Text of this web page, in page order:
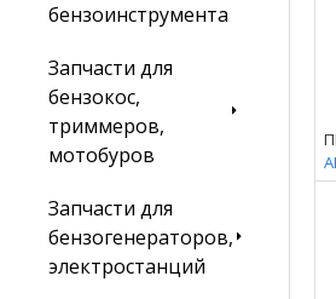
бензоинструмента
Запчасти для
бензокос,
триммеров,
мотобуров
Запчасти для
бензогенераторов,
электростанций